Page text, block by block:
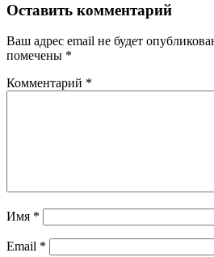
Оставить комментарий
Ваш адрес email не будет
помечены *
Комментарий *
Имя *
Email *